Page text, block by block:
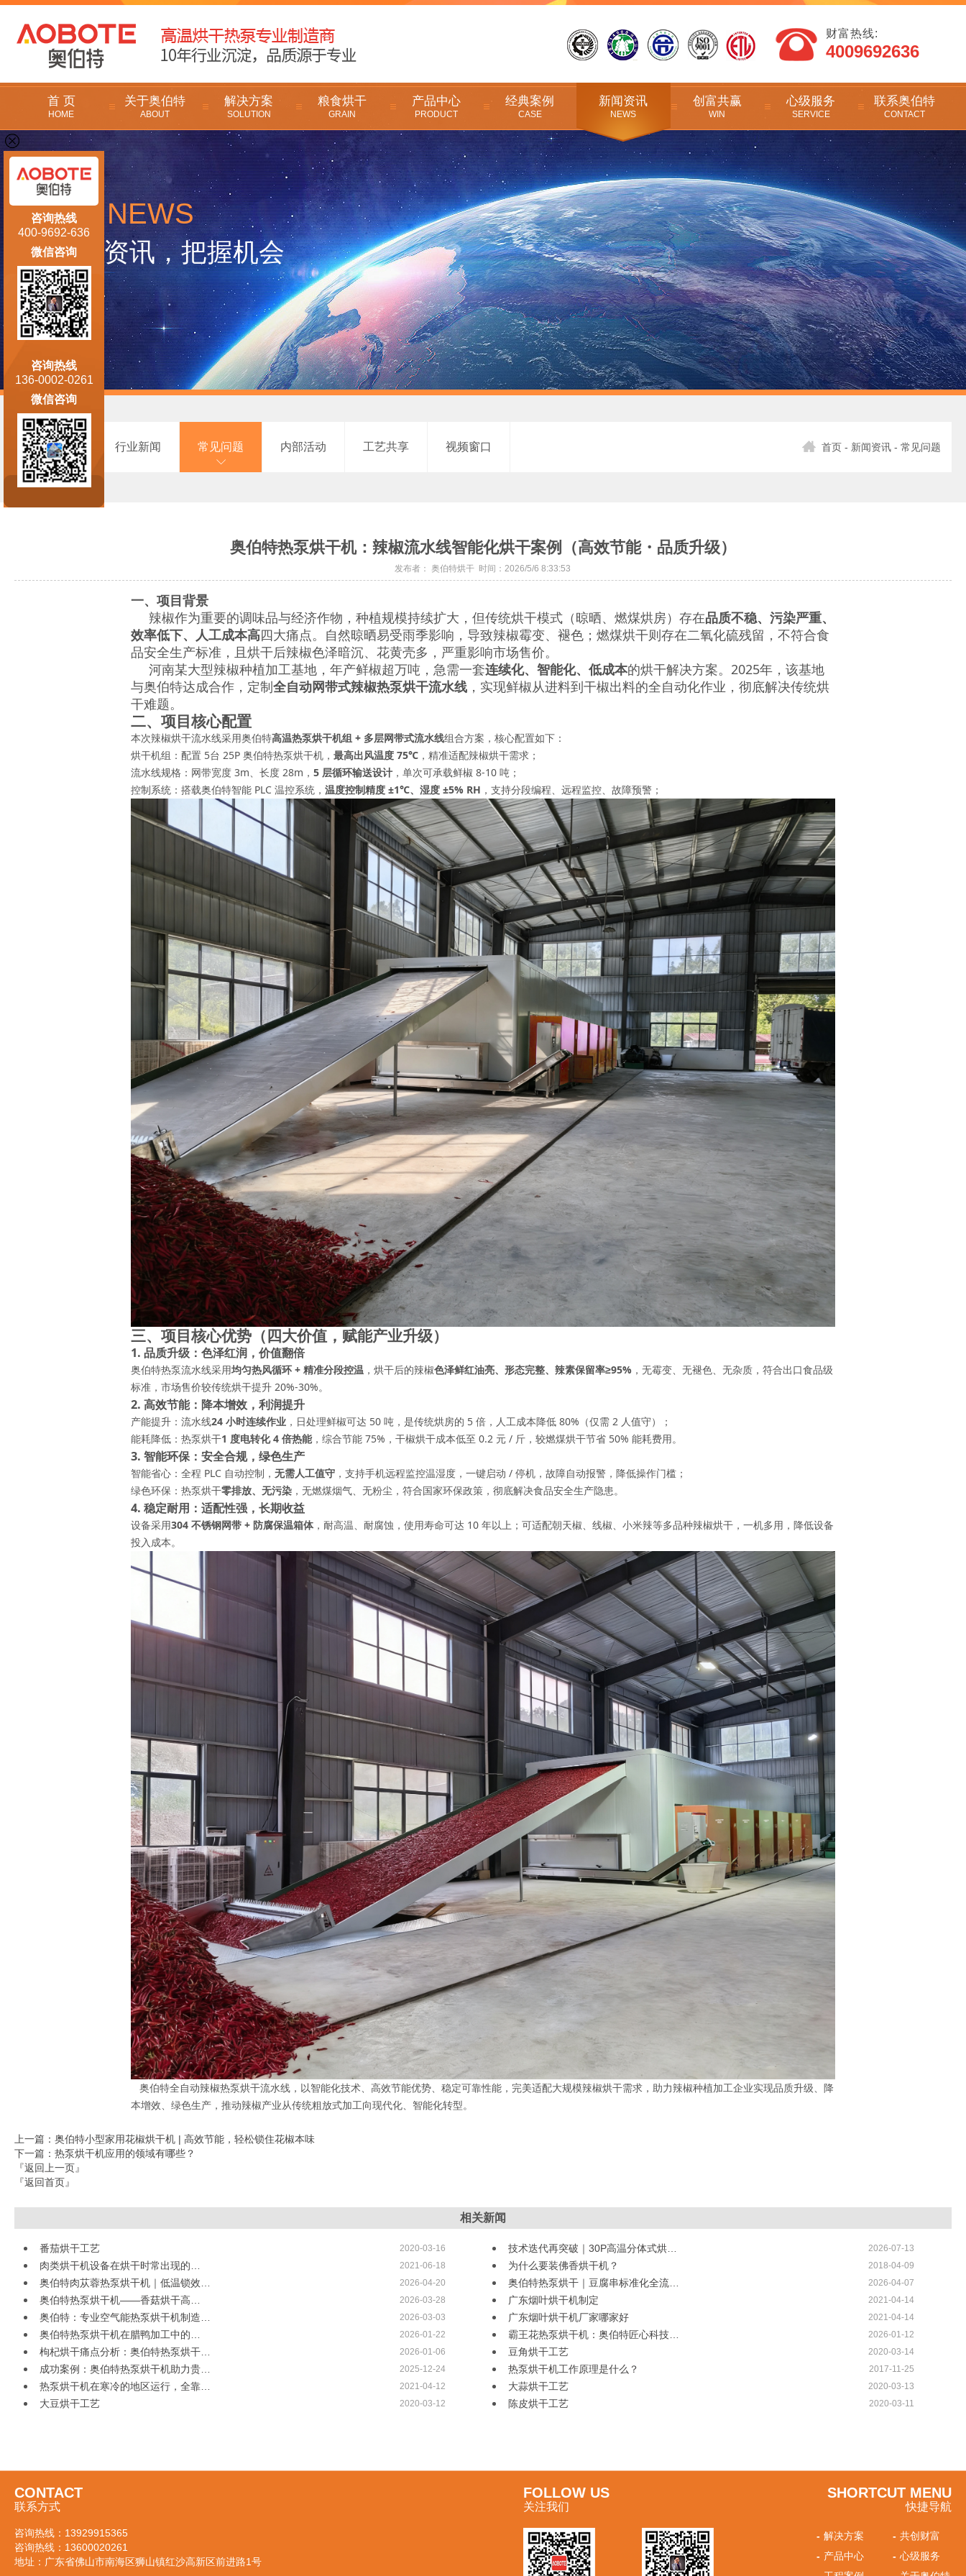
财富热线:
4009692636
首 页
HOME
关于奥伯特
ABOUT
解决方案
SOLUTION
粮食烘干
GRAIN
产品中心
PRODUCT
经典案例
CASE
新闻资讯
NEWS
创富共赢
WIN
心级服务
SERVICE
联系奥伯特
CONTACT
新闻 NEWS
掌握资讯，把握机会
最新政策 行业新闻 常见问题 内部活动 工艺共享 视频窗口 首页- 新闻资讯- 常见问题
奥伯特热泵烘干机：辣椒流水线智能化烘干案例（高效节能・品质升级）
发布者： 奥伯特烘干 时间：2026/5/6 8:33:53
一、项目背景
辣椒作为重要的调味品与经济作物，种植规模持续扩大，但传统烘干模式（晾晒、燃煤烘房）存在品质不稳、污染严重、
效率低下、人工成本高四大痛点。自然晾晒易受雨季影响，导致辣椒霉变、褪色；燃煤烘干则存在二氧化硫残留，不符合食
品安全生产标准，且烘干后辣椒色泽暗沉、花黄壳多，严重影响市场售价。
河南某大型辣椒种植加工基地，年产鲜椒超万吨，急需一套连续化、智能化、低成本的烘干解决方案。2025年，该基地
与奥伯特达成合作，定制全自动网带式辣椒热泵烘干流水线，实现鲜椒从进料到干椒出料的全自动化作业，彻底解决传统烘
干难题。
二、项目核心配置
本次辣椒烘干流水线采用奥伯特高温热泵烘干机组 + 多层网带式流水线组合方案，核心配置如下：
烘干机组：配置 5台 25P 奥伯特热泵烘干机， 最高出风温度 75℃，精准适配辣椒烘干需求；
流水线规格：网带宽度 3m、长度 28m， 5 层循环输送设计，单次可承载鲜椒 8-10 吨；
控制系统：搭载奥伯特智能 PLC 温控系统， 温度控制精度 ±1℃、湿度 ±5% RH ，支持分段编程、远程监控、故障预警；
三、项目核心优势（四大价值，赋能产业升级）
1. 品质升级：色泽红润，价值翻倍
奥伯特热泵流水线采用均匀热风循环 + 精准分段控温，烘干后的辣椒色泽鲜红油亮、形态完整、辣素保留率≥95%，无霉变、无褪色、无杂质，符合出口食品级
标准，市场售价较传统烘干提升 20%-30%。
2. 高效节能：降本增效，利润提升
产能提升：流水线24 小时连续作业，日处理鲜椒可达 50 吨，是传统烘房的 5 倍，人工成本降低 80%（仅需 2 人值守）；
能耗降低：热泵烘干1 度电转化 4 倍热能，综合节能 75%，干椒烘干成本低至 0.2 元 / 斤，较燃煤烘干节省 50% 能耗费用。
3. 智能环保：安全合规，绿色生产
智能省心：全程 PLC 自动控制， 无需人工值守，支持手机远程监控温湿度，一键启动 / 停机，故障自动报警，降低操作门槛；
绿色环保：热泵烘干零排放、无污染，无燃煤烟气、无粉尘，符合国家环保政策，彻底解决食品安全生产隐患。
4. 稳定耐用：适配性强，长期收益
设备采用304 不锈钢网带 + 防腐保温箱体，耐高温、耐腐蚀，使用寿命可达 10 年以上；可适配朝天椒、线椒、小米辣等多品种辣椒烘干，一机多用，降低设备
投入成本。
奥伯特全自动辣椒热泵烘干流水线，以智能化技术、高效节能优势、稳定可靠性能，完美适配大规模辣椒烘干需求，助力辣椒种植加工企业实现品质升级、降
本增效、绿色生产，推动辣椒产业从传统粗放式加工向现代化、智能化转型。
上一篇 ：奥伯特小型家用花椒烘干机 | 高效节能，轻松锁住花椒本味
下一篇 ：热泵烘干机应用的领域有哪些？
『返回上一页』
『返回首页』
相关新闻
番茄烘干工艺 2020-03-16 技术迭代再突破｜30P高温分体式烘… 2026-07-13
肉类烘干机设备在烘干时常出现的… 2021-06-18 为什么要装佛香烘干机？ 2018-04-09
奥伯特肉苁蓉热泵烘干机｜低温锁效… 2026-04-20 奥伯特热泵烘干｜豆腐串标准化全流… 2026-04-07
奥伯特热泵烘干机——香菇烘干高… 2026-03-28 广东烟叶烘干机制定 2021-04-14
奥伯特：专业空气能热泵烘干机制造… 2026-03-03 广东烟叶烘干机厂家哪家好 2021-04-14
奥伯特热泵烘干机在腊鸭加工中的… 2026-01-22 霸王花热泵烘干机：奥伯特匠心科技… 2026-01-12
枸杞烘干痛点分析：奥伯特热泵烘干… 2026-01-06 豆角烘干工艺 2020-03-14
成功案例：奥伯特热泵烘干机助力贵… 2025-12-24 热泵烘干机工作原理是什么？ 2017-11-25
热泵烘干机在寒冷的地区运行，全靠… 2021-04-12 大蒜烘干工艺 2020-03-13
大豆烘干工艺 2020-03-12 陈皮烘干工艺 2020-03-11
CONTACT
联系方式
咨询热线： 13929915365
咨询热线： 13600020261
地址：广东省佛山市南海区狮山镇红沙高新区前进路1号
FOLLOW US
关注我们
SHORTCUT MENU
快捷导航
- 解决方案 - 共创财富
- 产品中心 - 心级服务
咨询热线
400-9692-636
微信咨询
咨询热线
136-0002-0261
微信咨询